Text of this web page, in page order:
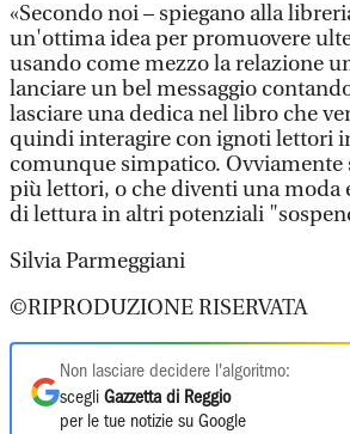
«Secondo noi – spiegano alla
un'ottima idea per promuovere
usando come mezzo la relazione
lanciare un bel messaggio
lasciare una dedica nel libro che
quindi interagire con ignoti lettori
comunque simpatico. Ovviamente
più lettori, o che diventi una moda
di lettura in altri potenziali
Silvia Parmeggiani
©RIPRODUZIONE RISERVATA
Non lasciare decidere l'algoritmo:
scegli Gazzetta di Reggio
per le tue notizie su Google